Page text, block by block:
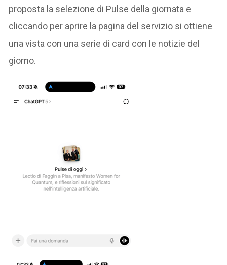
proposta la selezione di Pulse della giornata e
cliccando per aprire la pagina del servizio si ottiene
una vista con una serie di card con le notizie del
giorno.